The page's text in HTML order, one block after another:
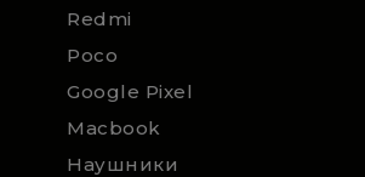
Redmi
Poco
Google Pixel
Macbook
Наушники